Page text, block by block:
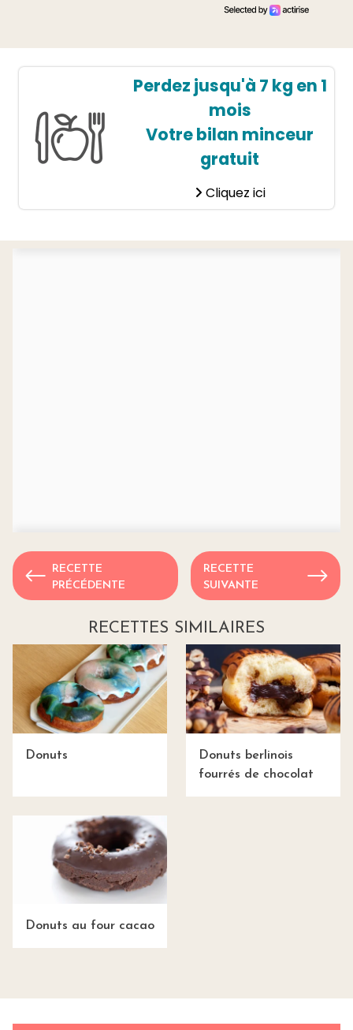
Perdez jusqu'à 7 kg en 1
mois
Votre bilan minceur
gratuit
Cliquez ici
RECETTE
PRÉCÉDENTE
RECETTE
SUIVANTE
RECETTES SIMILAIRES
Donuts
Donuts berlinois
fourrés de chocolat
Donuts au four cacao